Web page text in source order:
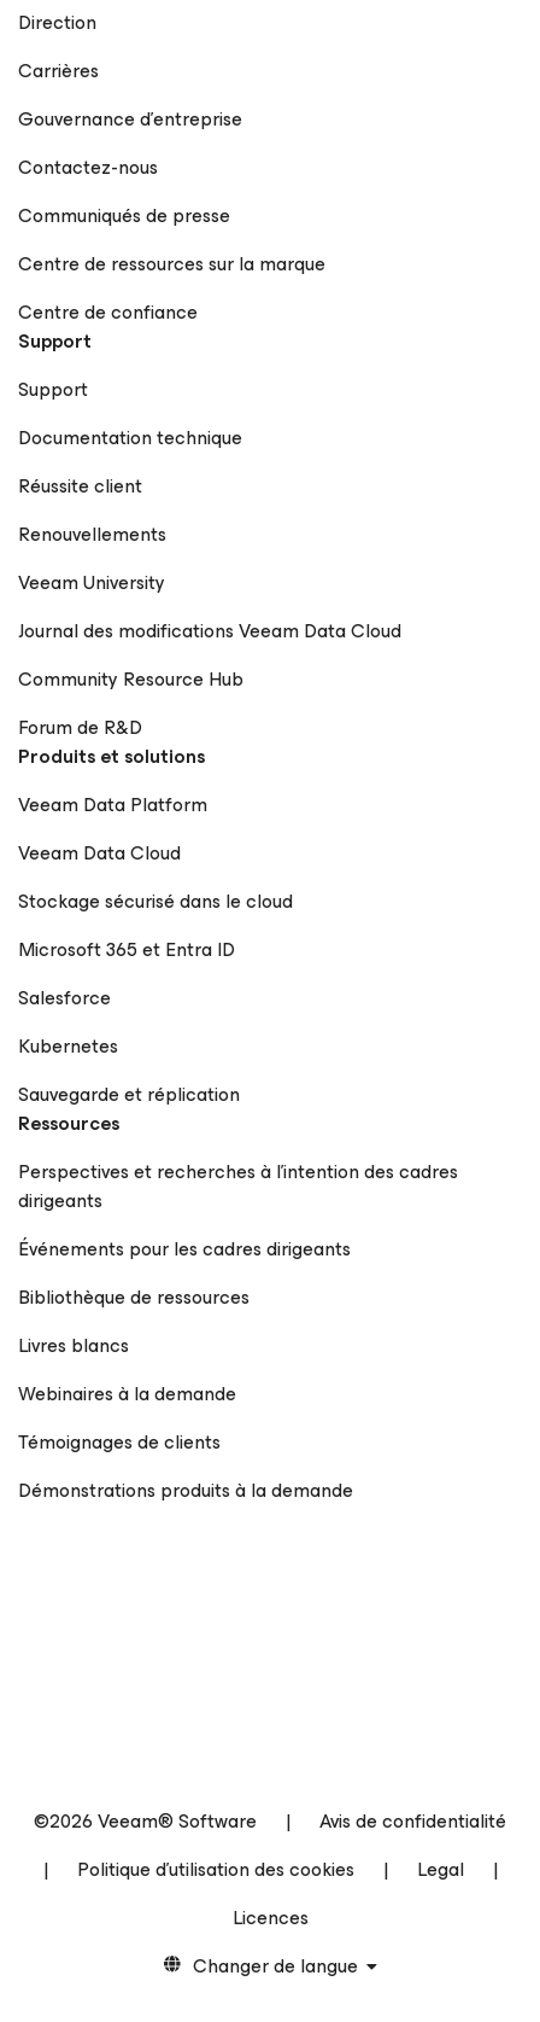
Direction
Carrières
Gouvernance d’entreprise
Contactez-nous
Communiqués de presse
Centre de ressources sur la marque
Centre de confiance
Support
Support
Documentation technique
Réussite client
Renouvellements
Veeam University
Journal des modifications Veeam Data Cloud
Community Resource Hub
Forum de R&D
Produits et solutions
Veeam Data Platform
Veeam Data Cloud
Stockage sécurisé dans le cloud
Microsoft 365 et Entra ID
Salesforce
Kubernetes
Sauvegarde et réplication
Ressources
Perspectives et recherches à l’intention des cadres
dirigeants
Événements pour les cadres dirigeants
Bibliothèque de ressources
Livres blancs
Webinaires à la demande
Témoignages de clients
Démonstrations produits à la demande
©2026 Veeam® Software |
Avis de confidentialité
|
Politique d’utilisation des cookies | Legal
|
Licences
Changer de langue